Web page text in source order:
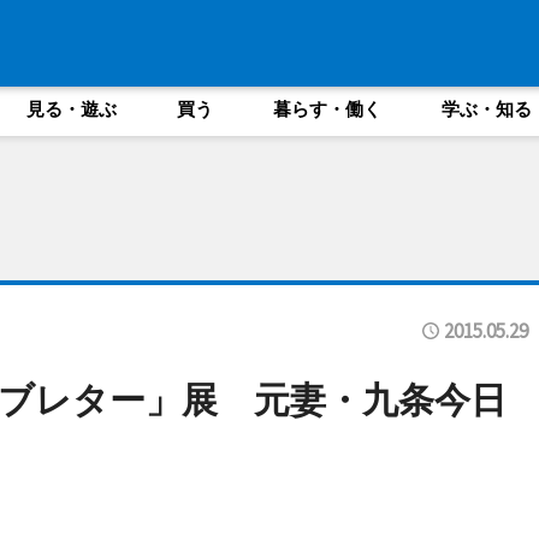
見る・遊ぶ 買う 暮らす・働く 学ぶ・知る
2015.05.29
レター」展 元妻・九条今日